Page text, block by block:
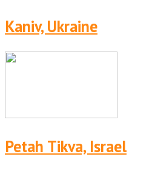
Kaniv, Ukraine
Petah Tikva, Israel